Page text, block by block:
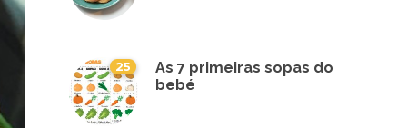
25
As 7 primeiras sopas do
bebé